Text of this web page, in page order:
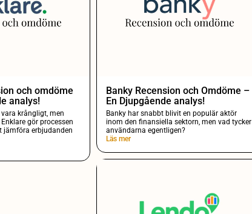
och omdöme
analys!
krångligt, men
gör processen
jämföra erbjudanden
Banky Recension och Omdöme –
En Djupgående analys!
Banky har snabbt blivit en populär aktör
inom den finansiella sektorn, men vad tycker
användarna egentligen?
Läs mer